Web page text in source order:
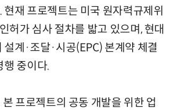
재 프로젝트는 미국 원자력규제위
허가 심사 절차를 밟고 있으며, 현대
계·조달·시공(EPC) 본계약 체결
행 중이다.
프로젝트의 공동 개발을 위한 업